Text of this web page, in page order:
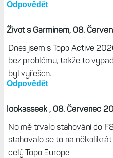
Odpovědět
Život s Garminem, 08.
Dnes jsem s Topo Active
bez problému, takže to
byl vyřešen.
Odpovědět
lookasseek , 08. Červenec
No mě trvalo stahování do
stahovalo se to na
celý Topo Europe